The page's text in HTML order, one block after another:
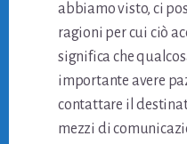
abbiamo visto, ci
ragioni per cui ciò
significa che
importante avere
contattare il
mezzi di